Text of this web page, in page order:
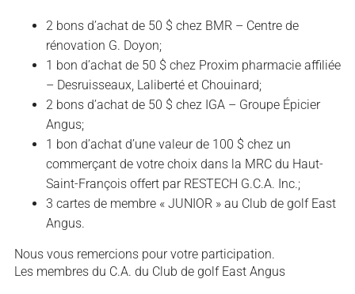
2 bons d’achat de 50 $ chez BMR – Centre de
rénovation G. Doyon;
1 bon d’achat de 50 $ chez Proxim pharmacie affiliée
– Desruisseaux, Laliberté et Chouinard;
2 bons d’achat de 50 $ chez IGA – Groupe Épicier
Angus;
1 bon d’achat d’une valeur de 100 $ chez un
commerçant de votre choix dans la MRC du Haut-
Saint-François offert par RESTECH G.C.A. Inc.;
3 cartes de membre « JUNIOR » au Club de golf East
Angus.
Nous vous remercions pour votre participation.
Les membres du C.A. du Club de golf East Angus